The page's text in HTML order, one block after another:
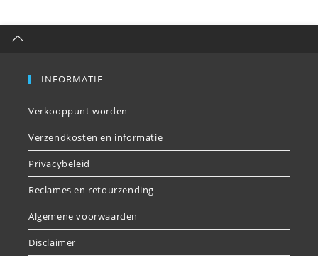
INFORMATIE
Verkooppunt worden
Verzendkosten en informatie
Privacybeleid
Reclames en retourzending
Algemene voorwaarden
Disclaimer